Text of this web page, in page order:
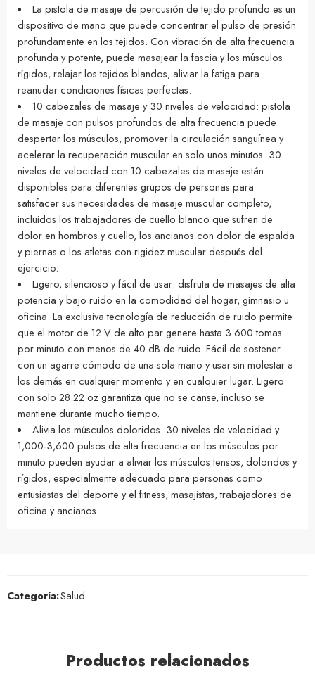
La pistola de masaje de percusión de tejido profundo es un
dispositivo de mano que puede concentrar el pulso de presión
profundamente en los tejidos. Con vibración de alta frecuencia
profunda y potente, puede masajear la fascia y los músculos
rígidos, relajar los tejidos blandos, aliviar la fatiga para
reanudar condiciones físicas perfectas.
10 cabezales de masaje y 30 niveles de velocidad: pistola
de masaje con pulsos profundos de alta frecuencia puede
despertar los músculos, promover la circulación sanguínea y
acelerar la recuperación muscular en solo unos minutos. 30
niveles de velocidad con 10 cabezales de masaje están
disponibles para diferentes grupos de personas para
satisfacer sus necesidades de masaje muscular completo,
incluidos los trabajadores de cuello blanco que sufren de
dolor en hombros y cuello, los ancianos con dolor de espalda
y piernas o los atletas con rigidez muscular después del
ejercicio.
Ligero, silencioso y fácil de usar: disfruta de masajes de alta
potencia y bajo ruido en la comodidad del hogar, gimnasio u
oficina. La exclusiva tecnología de reducción de ruido permite
que el motor de 12 V de alto par genere hasta 3.600 tomas
por minuto con menos de 40 dB de ruido. Fácil de sostener
con un agarre cómodo de una sola mano y usar sin molestar a
los demás en cualquier momento y en cualquier lugar. Ligero
con solo 28.22 oz garantiza que no se canse, incluso se
mantiene durante mucho tiempo.
Alivia los músculos doloridos: 30 niveles de velocidad y
1,000-3,600 pulsos de alta frecuencia en los músculos por
minuto pueden ayudar a aliviar los músculos tensos, doloridos y
rígidos, especialmente adecuado para personas como
entusiastas del deporte y el fitness, masajistas, trabajadores de
oficina y ancianos.
Categoría:Salud
Productos relacionados